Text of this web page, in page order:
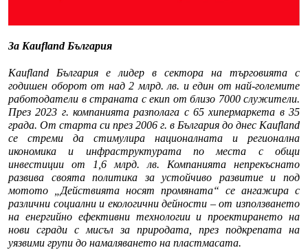
За Kaufland България
Kaufland България е лидер в сектора на търговията с
годишен оборот от над 2 млрд. лв. и един от най-големите
работодатели в страната с екип от близо 7000 служители.
През 2023 г. компанията разполага с 65 хипермаркета в 35
града. От старта си през 2006 г. в България до днес Kaufland
се стреми да стимулира националната и регионална
икономика и инфраструктурата по места с общи
инвестиции от 1,6 млрд. лв. Компанията непрекъснато
развива своята политика за устойчиво развитие и под
мотото „Действията носят промяната“ се ангажира с
различни социални и екологични дейности – от използването
на енергийно ефективни технологии и проектирането на
нови сгради с мисъл за природата, през подкрепата на
уязвими групи до намаляването на пластмасата.